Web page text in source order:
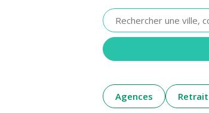
Veuillez
renseigner
une
adresse
Agences